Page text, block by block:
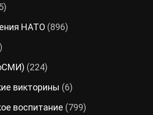
НАТО (896)
(224)
викторины (6)
воспитание (799)